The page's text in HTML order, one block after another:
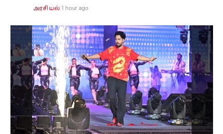
அரசியல் 1 hour ago